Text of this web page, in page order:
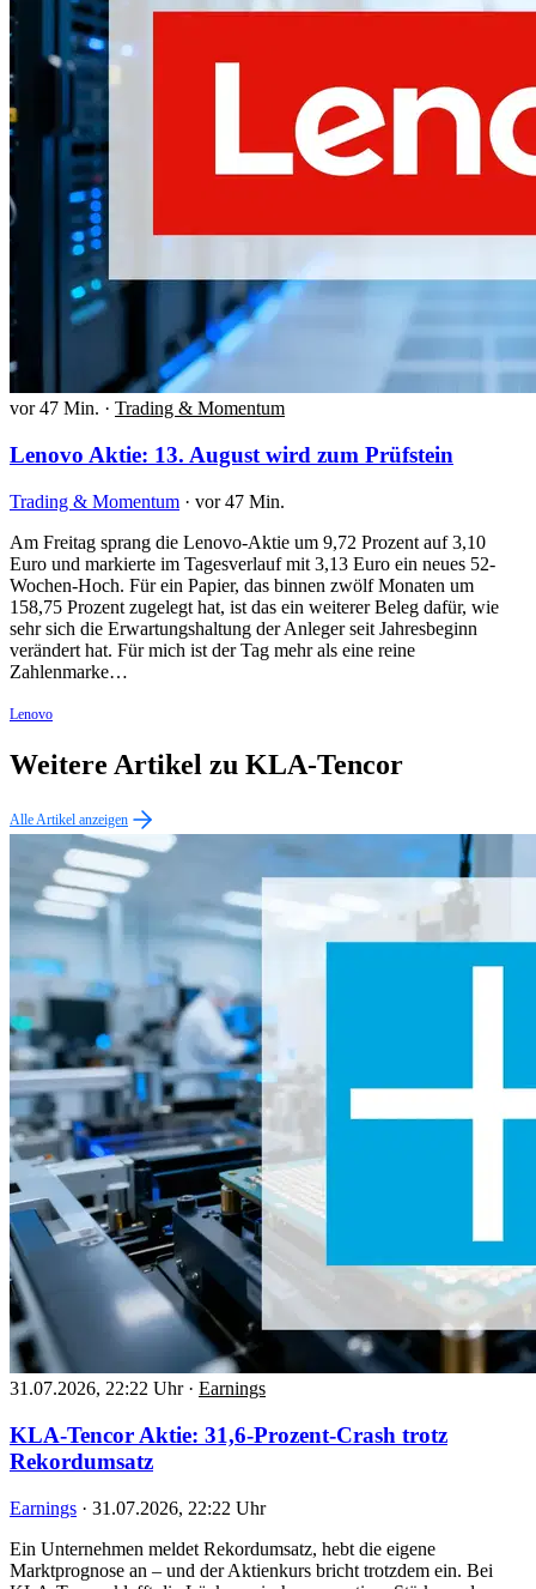
vor 47 Min. · Trading & Momentum
Lenovo Aktie: 13. August wird zum Prüfstein
Trading & Momentum · vor 47 Min.
Am Freitag sprang die Lenovo-Aktie um 9,72 Prozent auf 3,10
Euro und markierte im Tagesverlauf mit 3,13 Euro ein neues 52-
Wochen-Hoch. Für ein Papier, das binnen zwölf Monaten um
158,75 Prozent zugelegt hat, ist das ein weiterer Beleg dafür, wie
sehr sich die Erwartungshaltung der Anleger seit Jahresbeginn
verändert hat. Für mich ist der Tag mehr als eine reine
Zahlenmarke…
Lenovo
Weitere Artikel zu KLA-Tencor
Alle Artikel anzeigen
31.07.2026, 22:22 Uhr · Earnings
KLA-Tencor Aktie: 31,6-Prozent-Crash trotz
Rekordumsatz
Earnings · 31.07.2026, 22:22 Uhr
Ein Unternehmen meldet Rekordumsatz, hebt die eigene
Marktprognose an – und der Aktienkurs bricht trotzdem ein. Bei